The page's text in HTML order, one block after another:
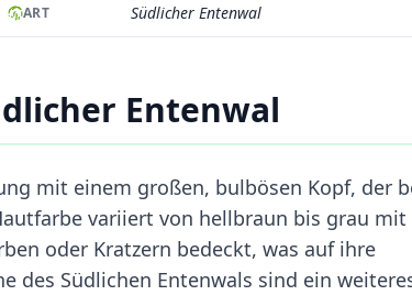
ART Südlicher Entenwal
Entenwal
mit einem großen, bulbösen Kopf, der
variiert von hellbraun bis grau mit
oder Kratzern bedeckt, was auf ihre
des Südlichen Entenwals sind ein